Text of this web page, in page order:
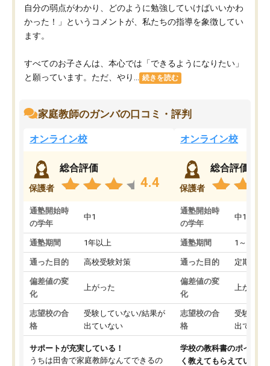
自分の弱点がわかり、どのように勉強していけばいいかわ
かった！」というコメントが、私たちの指導を象徴してい
ます。
すべてのお子さんは、本心では「できるようになりたい」
と願っています。ただ、やり...
続きを読む
家庭教師のガンバの口コミ・評判
オンライン校
保護者
総合評価
4.4
通塾開始時
の学年
中1
通塾期間 1年以上
通った目的 高校受験対策
偏差値の変
化
上がった
志望校の合
格
受験していない/結果が
出ていない
サポートが充実している！
うちは田舎で家庭教師なんてできるの
オンライン校
保護者
総合評価
通塾開始時
の学年
中1
通塾期間 1～3ヵ月
通った目的 定期テス
偏差値の変
化
上がった
志望校の合
格
受験して
出ていな
学校の教科書のポイント
く教えてもらえている